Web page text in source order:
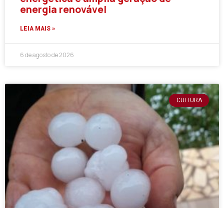
energia renovável
LEIA MAIS »
6 de agosto de 2026
CULTURA